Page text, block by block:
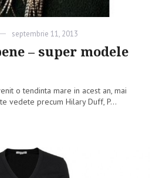
Posted
septembrie 11, 2013
– super modele
o tendinta mare in acest an, mai
vedete precum Hilary Duff, P...